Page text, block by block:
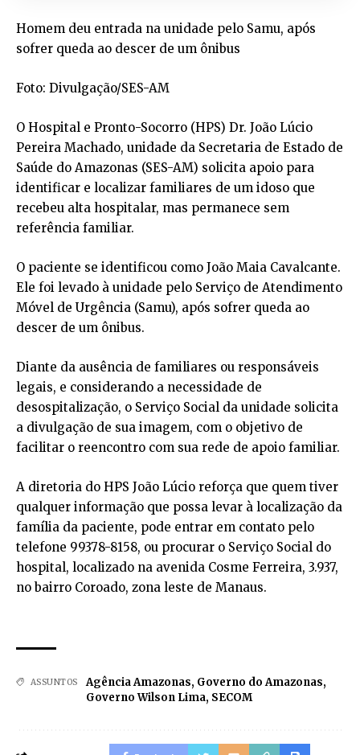
Homem deu entrada na unidade pelo Samu, após
sofrer queda ao descer de um ônibus
Foto: Divulgação/SES-AM
O Hospital e Pronto-Socorro (HPS) Dr. João Lúcio
Pereira Machado, unidade da Secretaria de Estado de
Saúde do Amazonas (SES-AM) solicita apoio para
identificar e localizar familiares de um idoso que
recebeu alta hospitalar, mas permanece sem
referência familiar.
O paciente se identificou como João Maia Cavalcante.
Ele foi levado à unidade pelo Serviço de Atendimento
Móvel de Urgência (Samu), após sofrer queda ao
descer de um ônibus.
Diante da ausência de familiares ou responsáveis
legais, e considerando a necessidade de
desospitalização, o Serviço Social da unidade solicita
a divulgação de sua imagem, com o objetivo de
facilitar o reencontro com sua rede de apoio familiar.
A diretoria do HPS João Lúcio reforça que quem tiver
qualquer informação que possa levar à localização da
família da paciente, pode entrar em contato pelo
telefone 99378-8158, ou procurar o Serviço Social do
hospital, localizado na avenida Cosme Ferreira, 3.937,
no bairro Coroado, zona leste de Manaus.
ASSUNTOS Agência Amazonas, Governo do Amazonas,
Governo Wilson Lima, SECOM